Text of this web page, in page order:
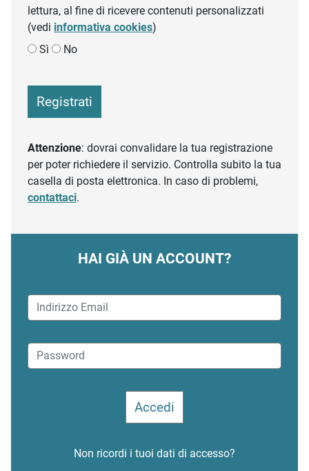
lettura, al fine di ricevere contenuti personalizzati
(vedi informativa cookies)
Sì
No
Registrati
Attenzione: dovrai convalidare la tua registrazione
per poter richiedere il servizio. Controlla subito la tua
casella di posta elettronica. In caso di problemi,
contattaci.
HAI GIÀ UN ACCOUNT?
Non ricordi i tuoi dati di accesso?